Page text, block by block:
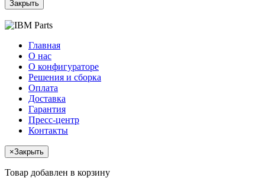
Закрыть
Главная
О нас
О конфигураторе
Решения и сборка
Оплата
Доставка
Гарантия
Пресс-центр
Контакты
×Закрыть
Товар добавлен в корзину